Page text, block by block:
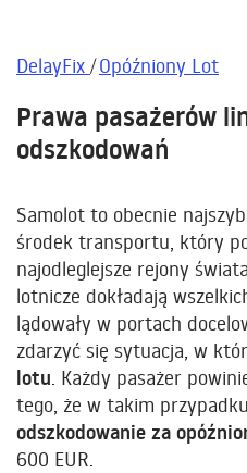
DelayFix Opóźniony Lot
Prawa pasażerów
odszkodowań
Samolot to obecnie
środek transportu, który
najodleglejsze rejony
lotnicze dokładają
lądowały w portach
zdarzyć się sytuacja, w
lotu. Każdy pasażer
tego, że w takim
odszkodowanie za
600 EUR.